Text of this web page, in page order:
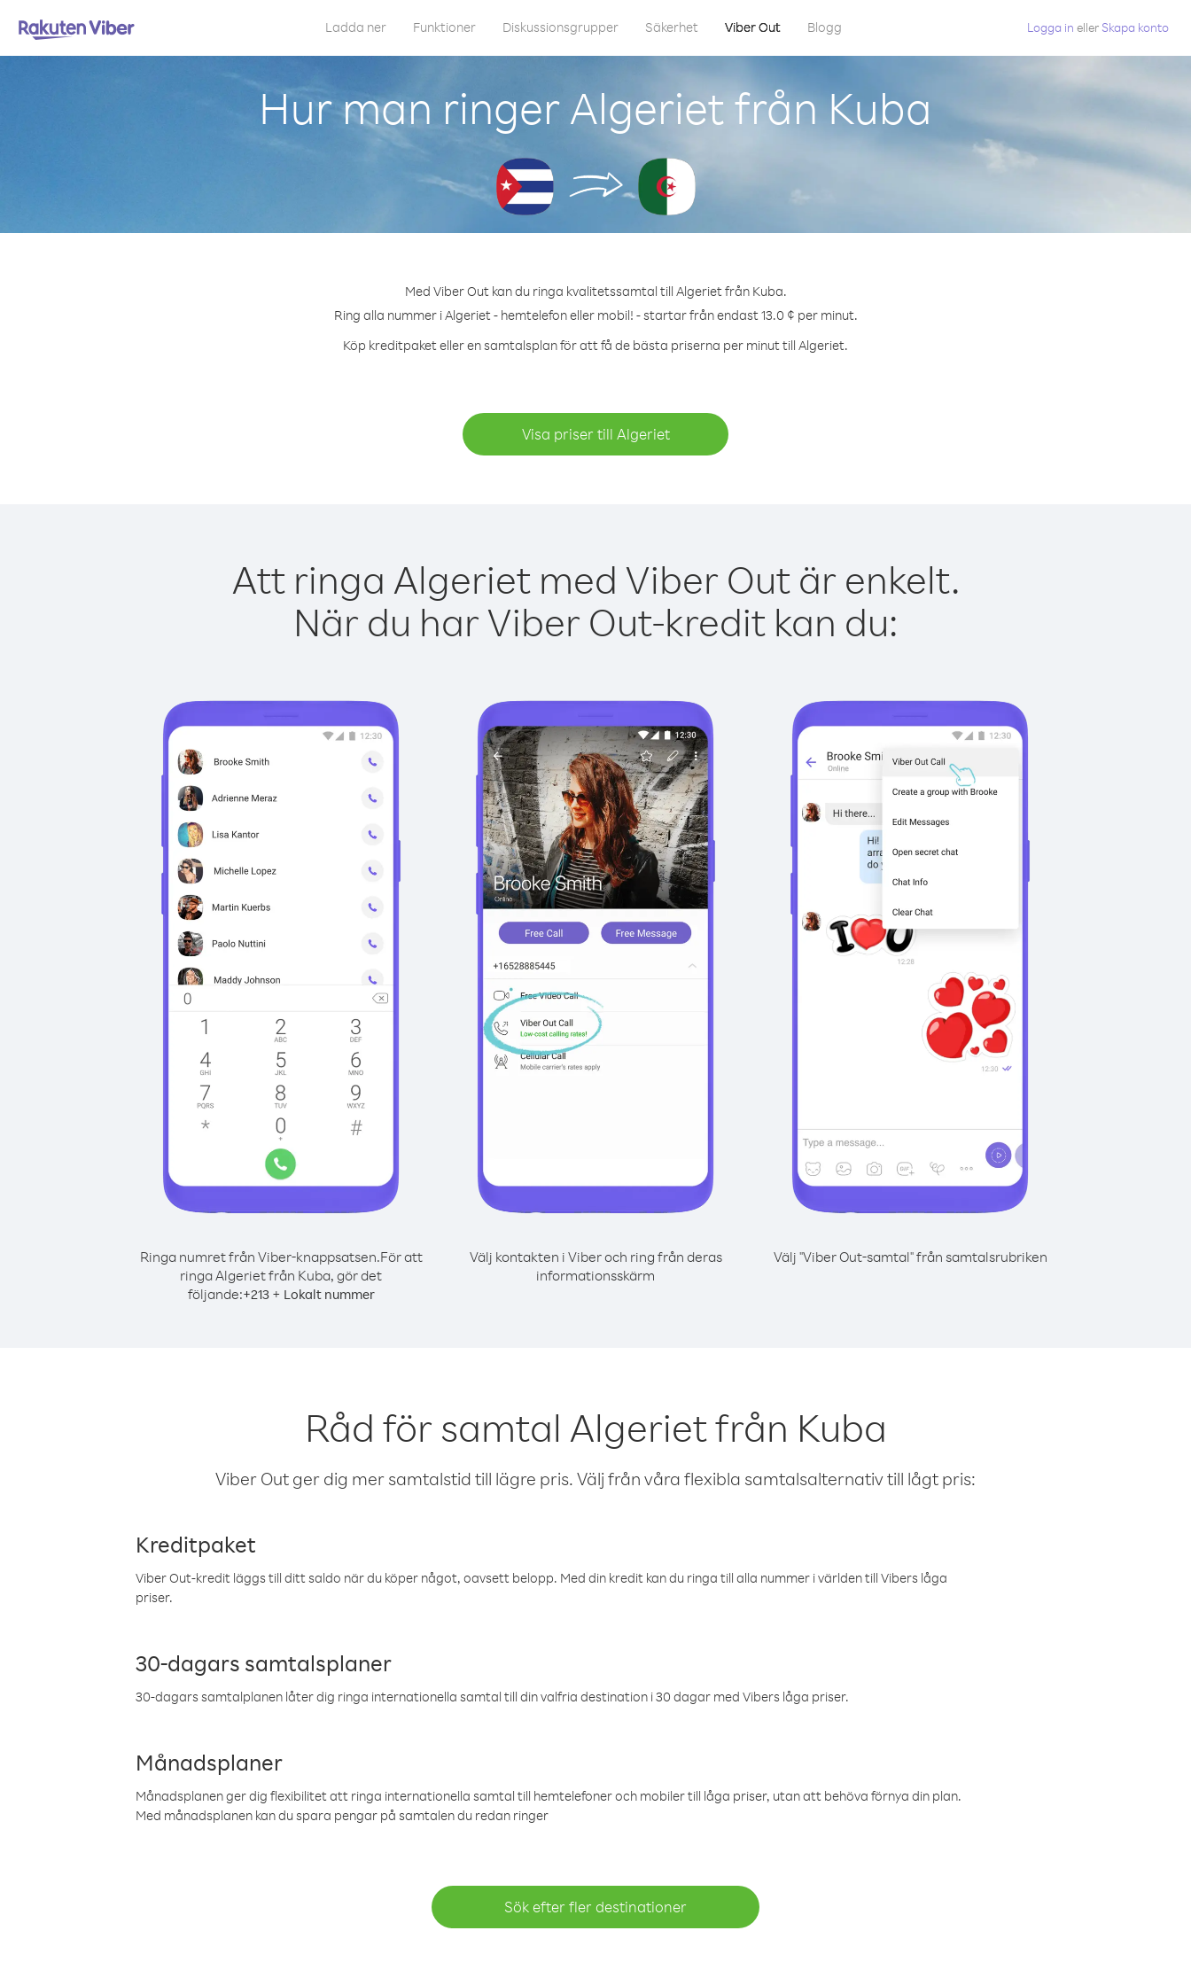
Ladda ner Funktioner Diskussionsgrupper Säkerhet Viber Out Blogg Logga in eller Skapa konto
Hur man ringer Algeriet från Kuba
Med Viber Out kan du ringa kvalitetssamtal till Algeriet från Kuba.
Ring alla nummer i Algeriet - hemtelefon eller mobil! - startar från endast 13.0 ¢ per minut.
Köp kreditpaket eller en samtalsplan för att få de bästa priserna per minut till Algeriet.
Visa priser till Algeriet
Att ringa Algeriet med Viber Out är enkelt.
När du har Viber Out-kredit kan du:
Ringa numret från Viber-knappsatsen.För att
ringa Algeriet från Kuba, gör det
följande:+213+ Lokalt nummer
Välj kontakten i Viber och ring från deras
informationsskärm
Välj "Viber Out-samtal" från samtalsrubriken
Råd för samtal Algeriet från Kuba
Viber Out ger dig mer samtalstid till lägre pris. Välj från våra flexibla samtalsalternativ till lågt pris:
Kreditpaket
Viber Out-kredit läggs till ditt saldo när du köper något, oavsett belopp. Med din kredit kan du ringa till alla nummer i världen till Vibers låga
priser.
30-dagars samtalsplaner
30-dagars samtalplanen låter dig ringa internationella samtal till din valfria destination i 30 dagar med Vibers låga priser.
Månadsplaner
Månadsplanen ger dig flexibilitet att ringa internationella samtal till hemtelefoner och mobiler till låga priser, utan att behöva förnya din plan.
Med månadsplanen kan du spara pengar på samtalen du redan ringer
Sök efter fler destinationer